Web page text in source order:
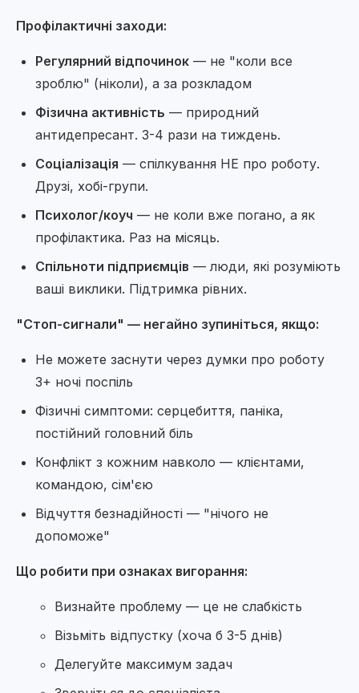
Профілактичні заходи:
Регулярний відпочинок — не "коли все
зроблю" (ніколи), а за розкладом
Фізична активність — природний
антидепресант. 3-4 рази на тиждень.
Соціалізація — спілкування НЕ про роботу.
Друзі, хобі-групи.
Психолог/коуч — не коли вже погано, а як
профілактика. Раз на місяць.
Спільноти підприємців — люди, які розуміють
ваші виклики. Підтримка рівних.
"Стоп-сигнали" — негайно зупиніться, якщо:
Не можете заснути через думки про роботу
3+ ночі поспіль
Фізичні симптоми: серцебиття, паніка,
постійний головний біль
Конфлікт з кожним навколо — клієнтами,
командою, сім'єю
Відчуття безнадійності — "нічого не
допоможе"
Що робити при ознаках вигорання:
Визнайте проблему — це не слабкість
Візьміть відпустку (хоча б 3-5 днів)
Делегуйте максимум задач